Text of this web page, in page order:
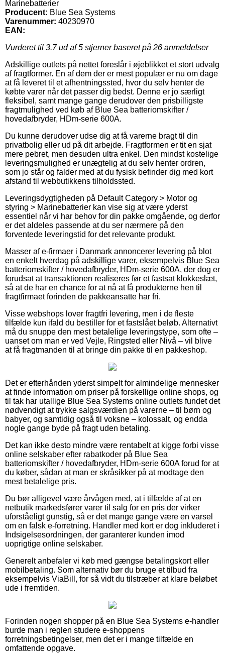
Marinebatterier
Producent: Blue Sea Systems
Varenummer: 40230970
EAN:
Vurderet til 3.7ud af 5 stjerner baseret på 26 anmeldelser
Adskillige outlets på nettet foreslår i øjeblikket et stort udvalg
af fragtformer. En af dem der er mest populær er nu om dage
at få leveret til et afhentningssted, hvor du selv henter de
købte varer når det passer dig bedst. Denne er jo særligt
fleksibel, samt mange gange derudover den prisbilligste
fragtmulighed ved køb af Blue Sea batteriomskifter /
hovedafbryder, HDm-serie 600A.
Du kunne derudover udse dig at få varerne bragt til din
privatbolig eller ud på dit arbejde. Fragtformen er tit en sjat
mere pebret, men desuden ultra enkel. Den mindst kostelige
leveringsmulighed er unægtelig at du selv henter ordren,
som jo står og falder med at du fysisk befinder dig med kort
afstand til webbutikkens tilholdssted.
Leveringsdygtigheden på Default Category > Motor og
styring > Marinebatterier kan vise sig at være yderst
essentiel når vi har behov for din pakke omgående, og derfor
er det aldeles passende at du ser nærmere på den
forventede leveringstid for det relevante produkt.
Masser af e-firmaer i Danmark annoncerer levering på blot
en enkelt hverdag på adskillige varer, eksempelvis Blue Sea
batteriomskifter / hovedafbryder, HDm-serie 600A, der dog er
forudsat at transaktionen realiseres før et fastsat klokkeslæt,
så at de har en chance for at nå at få produkterne hen til
fragtfirmaet forinden de pakkeansatte har fri.
Visse webshops lover fragtfri levering, men i de fleste
tilfælde kun ifald du bestiller for et fastslået beløb. Alternativt
må du snuppe den mest betalelige leveringstype, som ofte –
uanset om man er ved Vejle, Ringsted eller Nivå – vil blive
at få fragtmanden til at bringe din pakke til en pakkeshop.
Det er efterhånden yderst simpelt for almindelige mennesker
at finde information om priser på forskellige online shops, og
til tak har utallige Blue Sea Systems online outlets fundet det
nødvendigt at trykke salgsværdien på varerne – til børn og
babyer, og samtidig også til voksne – kolossalt, og endda
nogle gange byde på fragt uden betaling.
Det kan ikke desto mindre være rentabelt at kigge forbi visse
online selskaber efter rabatkoder på Blue Sea
batteriomskifter / hovedafbryder, HDm-serie 600A forud for at
du køber, sådan at man er skråsikker på at modtage den
mest betalelige pris.
Du bør alligevel være årvågen med, at i tilfælde af at en
netbutik markedsfører varer til salg for en pris der virker
uforståeligt gunstig, så er det mange gange være en varsel
om en falsk e-forretning. Handler med kort er dog inkluderet i
Indsigelsesordningen, der garanterer kunden imod
uoprigtige online selskaber.
Generelt anbefaler vi køb med gængse betalingskort eller
mobilbetaling. Som alternativ bør du bruge et tilbud fra
eksempelvis ViaBill, for så vidt du tilstræber at klare beløbet
ude i fremtiden.
Forinden nogen shopper på en Blue Sea Systems e-handler
burde man i reglen studere e-shoppens
forretningsbetingelser, men det er i mange tilfælde en
omfattende opgave.